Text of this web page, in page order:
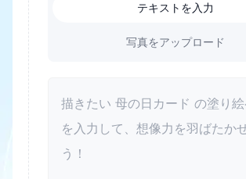
テキストを入力
写真をアップロード